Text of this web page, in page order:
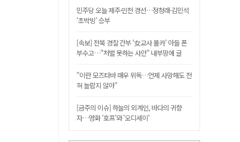
민주당 오늘 제주·인천 경선…정청래·김민석
'초박빙' 승부
[속보] 전북 경찰 간부 '女교사 몰카' 아들 폰
부수고…"처벌 못하는 사안" 내부망에 글
"이란 모즈타바 매우 위독…언제 사망해도 전
혀 놀랍지 않아"
[금주의 이슈] 하늘의 외계인, 바다의 귀향
자…영화 '호프'와 '오디세이'